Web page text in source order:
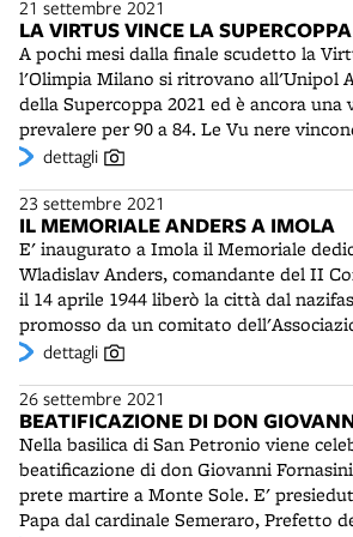
adibito a Ospedale Civile Militare.
guerra mondiale fu invece occupato
tedesche.
centro di Bologna - la "lenta ma
trasformazione di intere zone in una
ristoranti e vendite di alimentari e in
notturni" dedicati alla somministrazione
bevande.
centrocampista per dieci anni,
Ha giocato anche in Nazionale e nel
alla vittoria nel 1968-69 della Coppa dei
dell'Intercontinentale. Un messaggio del
ricorda con commozione l'amico
arretrata del gioco e al contempo uomo
appoggio alla regia di Bulgarelli”.
21 settembre 2021
LA VIRTUS VINCE LA
A pochi mesi dalla finale scudetto la
l'Olimpia Milano si ritrovano all'Unipol
della Supercoppa 2021 ed è ancora una
prevalere per 90 a 84. Le Vu nere
canestri di quattro giocatori in doppia
votato come mvp della sfida. A Milano
punti di Shields e la buona partita di
con un importante successo
virtussina del nuovo coach Scariolo. La
patron Zanetti si conferma la squadra
campionato.
dettagli
23 settembre 2021
IL MEMORIALE ANDERS A IMOLA
E' inaugurato a Imola il Memoriale
Wladislav Anders, comandante del II
il 14 aprile 1944 liberò la città dal
promosso da un comitato
Memoria presieduta da Gabriele
Bologna. La scultura in bronzo del
Luigi Enzo Mattei e dell'arch.
posta in un'area prossima al Santuario
Vergine della Coraglia. Qui erano
statua dell’orso Wojteck, mascotte del
monumento al soldato polacco, prima
dettagli
26 settembre 2021
BEATIFICAZIONE DI DON
Nella basilica di San Petronio viene
beatificazione di don Giovanni
prete martire a Monte Sole. E'
Papa dal cardinale Semeraro, Prefetto